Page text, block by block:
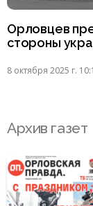
Орловцев
стороны
8 октября 2025 г.
Архив газет